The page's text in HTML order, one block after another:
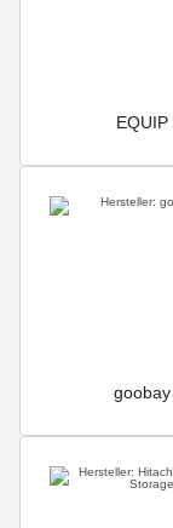
EQUIP
goobay